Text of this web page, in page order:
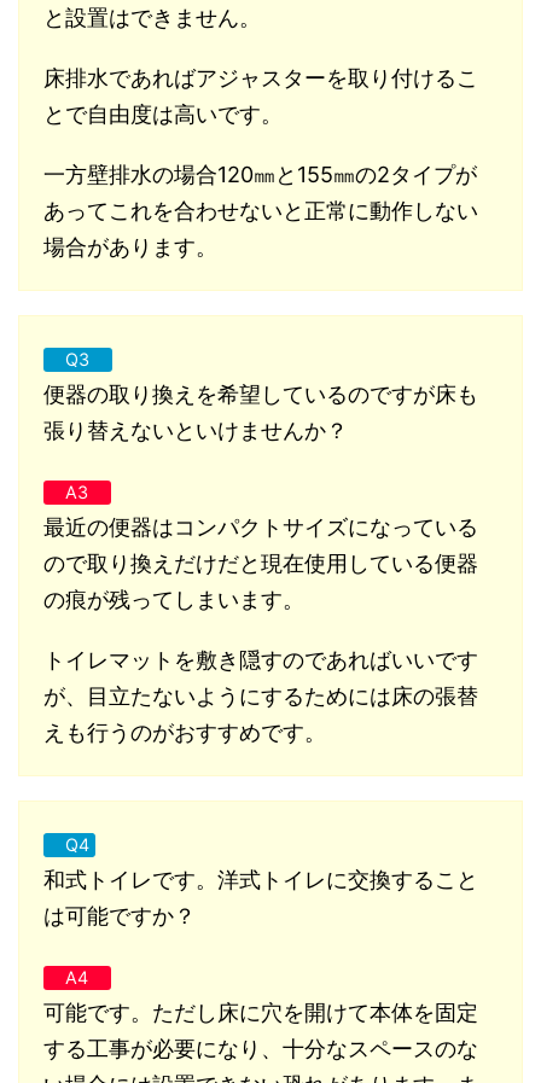
と設置はできません。
床排水であればアジャスターを取り付けるこ
とで自由度は高いです。
一方壁排水の場合120㎜と155㎜の2タイプが
あってこれを合わせないと正常に動作しない
場合があります。
Q3
便器の取り換えを希望しているのですが床も
張り替えないといけませんか？
A3
最近の便器はコンパクトサイズになっている
ので取り換えだけだと現在使用している便器
の痕が残ってしまいます。
トイレマットを敷き隠すのであればいいです
が、目立たないようにするためには床の張替
えも行うのがおすすめです。
Q4
和式トイレです。洋式トイレに交換すること
は可能ですか？
A4
可能です。ただし床に穴を開けて本体を固定
する工事が必要になり、十分なスペースのな